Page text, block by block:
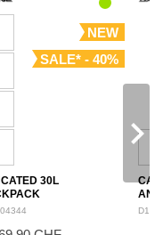
NEW
SALE* - 40%
30L
navigate_next